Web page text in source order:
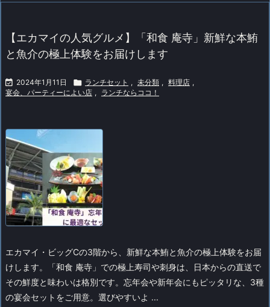
【エカマイの人気グルメ】「和食 庵寺」新鮮な本鮪
と魚介の極上体験をお届けします
 2024年1月11日  ランチセット , 未分類 , 料理店 ,
宴会、パーティーによい店 , ランチならココ！
エカマイ・ビッグCの3階から、新鮮な本鮪と魚介の極上体験をお届
けします。
「和食 庵寺」での極上寿司や刺身は、日本からの直送で
その鮮度と味わいは格別です。忘年会や新年会にもピッタリな、3種
の宴会セットをご用意。選びやすいよ ...